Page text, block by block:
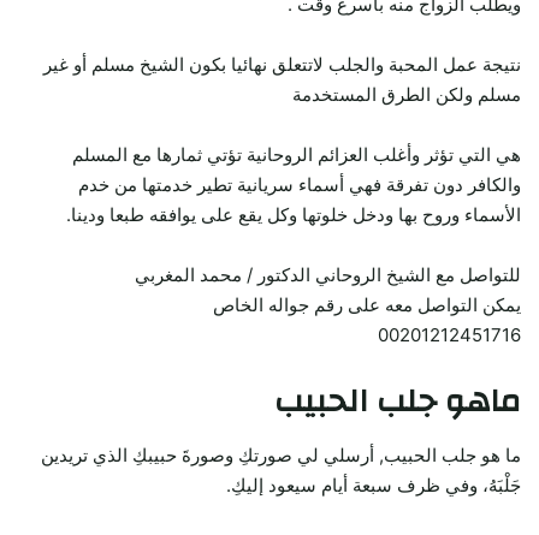
نتيجة عمل المحبة والجلب لاتتعلق نهائيا بكون الشيخ مسلم أو غير
مسلم ولكن الطرق المستخدمة
هي التي تؤثر وأغلب العزائم الروحانية تؤتي ثمارها مع المسلم
والكافر دون تفرقة فهي أسماء سريانية تطير خدمتها من خدم
الأسماء وروح بها ودخل خلوتها وكل يقع على يوافقه طبعا ودينا.
للتواصل مع الشيخ الروحاني الدكتور / محمد المغربي
يمكن التواصل معه على رقم جواله الخاص
00201212451716
ماهو جلب الحبيب
ما هو جلب الحبيب, أرسلي لي صورتكِ وصورةَ حبيبكِ الذي تريدين
جَلْبَهُ، وفي ظرف سبعة أيام سيعود إليكِ.